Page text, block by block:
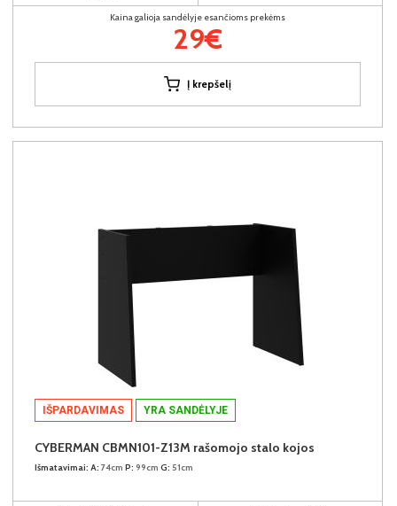
Kaina galioja sandėlyje esančioms prekėms
29€
Į krepšelį
IŠPARDAVIMAS YRA SANDĖLYJE
CYBERMAN CBMN101-Z13M rašomojo stalo kojos
Išmatavimai: A: 74cm P: 99cm G: 51cm